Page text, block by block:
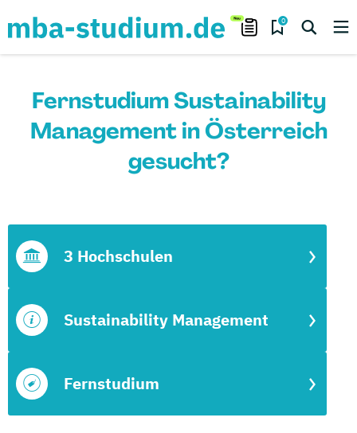
0
Fernstudium Sustainability
Management in Österreich
gesucht?
Fernstudium
Sustainability Management
3 Hochschulen